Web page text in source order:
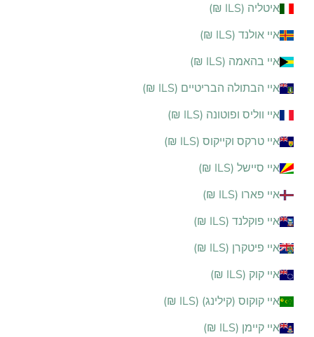
איטליה (ILS ₪)
איי אולנד (ILS ₪)
איי בהאמה (ILS ₪)
איי הבתולה הבריטיים (ILS ₪)
איי ווליס ופוטונה (ILS ₪)
איי טרקס וקייקוס (ILS ₪)
איי סיישל (ILS ₪)
איי פארו (ILS ₪)
איי פוקלנד (ILS ₪)
איי פיטקרן (ILS ₪)
איי קוק (ILS ₪)
איי קוקוס (קילינג) (ILS ₪)
איי קיימן (ILS ₪)